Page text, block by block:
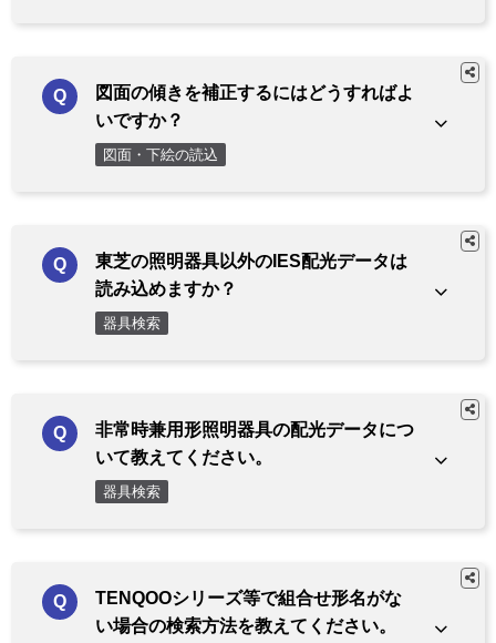
図面の傾きを補正するにはどうすればよ
いですか？
図面・下絵の読込
東芝の照明器具以外のIES配光データは
読み込めますか？
器具検索
非常時兼用形照明器具の配光データにつ
いて教えてください。
器具検索
TENQOOシリーズ等で組合せ形名がな
い場合の検索方法を教えてください。